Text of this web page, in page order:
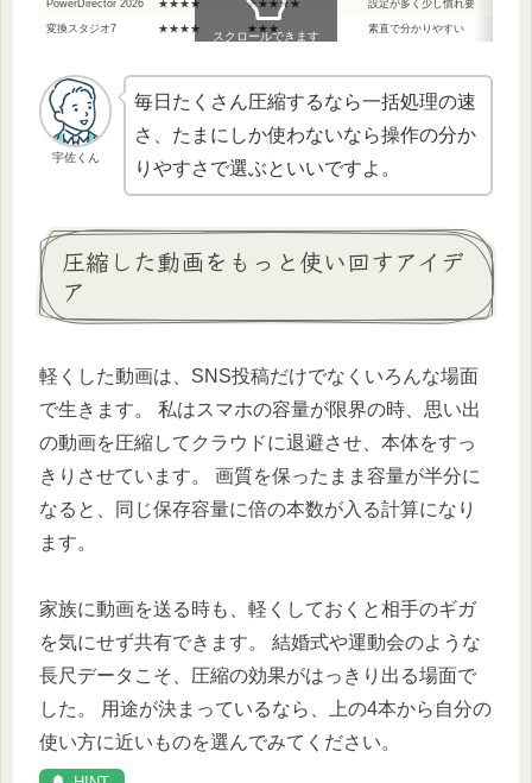
PowerDirector 2026 ★★★★ ★★★★★ 設定が多く少し慣れ要
変換スタジオ7 ★★★★ ★★★ 素直で分かりやすい
スクロールできます
宇佐くん
毎日たくさん圧縮するなら一括処理の速
さ、たまにしか使わないなら操作の分か
りやすさで選ぶといいですよ。
圧縮した動画をもっと使い回すアイデ
ア
軽くした動画は、SNS投稿だけでなくいろんな場面
で生きます。 私はスマホの容量が限界の時、思い出
の動画を圧縮してクラウドに退避させ、本体をすっ
きりさせています。 画質を保ったまま容量が半分に
なると、同じ保存容量に倍の本数が入る計算になり
ます。
家族に動画を送る時も、軽くしておくと相手のギガ
を気にせず共有できます。 結婚式や運動会のような
長尺データこそ、圧縮の効果がはっきり出る場面で
した。 用途が決まっているなら、上の4本から自分の
使い方に近いものを選んでみてください。